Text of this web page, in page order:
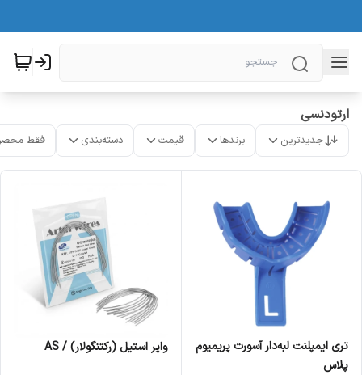
ارتودنسی
جدیدترین برندها قیمت دسته‌بندی فقط
تری ایمپلنت لبه‌دار آسورت پریمیوم
پلاس
وایر استیل (رکتنگولار) / AS